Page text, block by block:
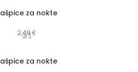
za nokte
2,49€
3/1
za nokte